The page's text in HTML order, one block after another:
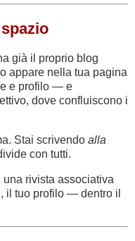
già il proprio blog
appare nella tua pagina
e profilo — e
dove confluiscono i
Stai scrivendo alla
con tutti.
rivista associativa
il tuo profilo — dentro il